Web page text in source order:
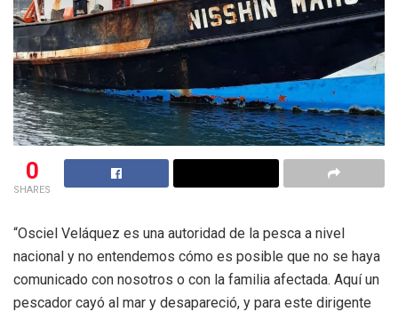
0
SHARES
“Osciel Veláquez es una autoridad de la pesca a nivel
nacional y no entendemos cómo es posible que no se haya
comunicado con nosotros o con la familia afectada. Aquí un
pescador cayó al mar y desapareció, y para este dirigente